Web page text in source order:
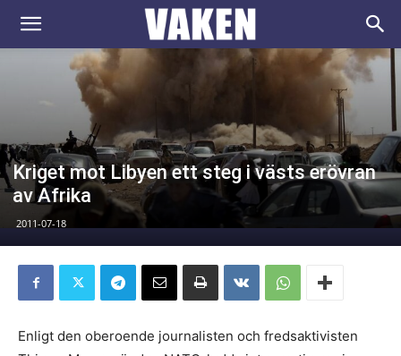
VAKEN.se
Kriget mot Libyen ett steg i västs erövran
av Afrika
2011-07-18
Enligt den oberoende journalisten och fredsaktivisten